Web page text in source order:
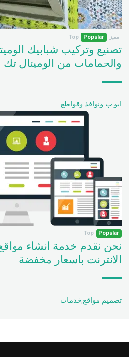
مميز Popular
Top
والحمامات من الوميتال تك
ابواب ونوافذ وقواطع
Popular
Top
نحن نقدم خدمة انشاء
الانترنت باسعار مخفضة
تصميم مواقع,خدمات